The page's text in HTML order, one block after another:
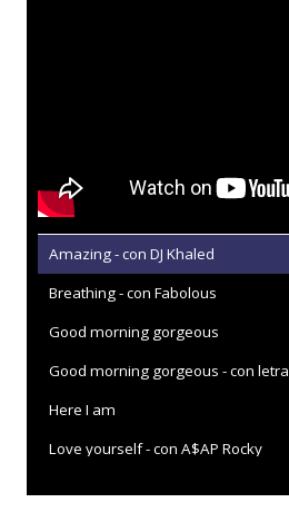
Amazing - con DJ Khaled
Breathing - con Fabolous
Good morning gorgeous
Good morning gorgeous - con letra
Here I am
Love yourself - con A$AP Rocky